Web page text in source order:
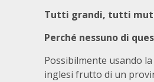
Tutti grandi, tutti
Perché nessuno di
Possibilmente usando
inglesi frutto di un